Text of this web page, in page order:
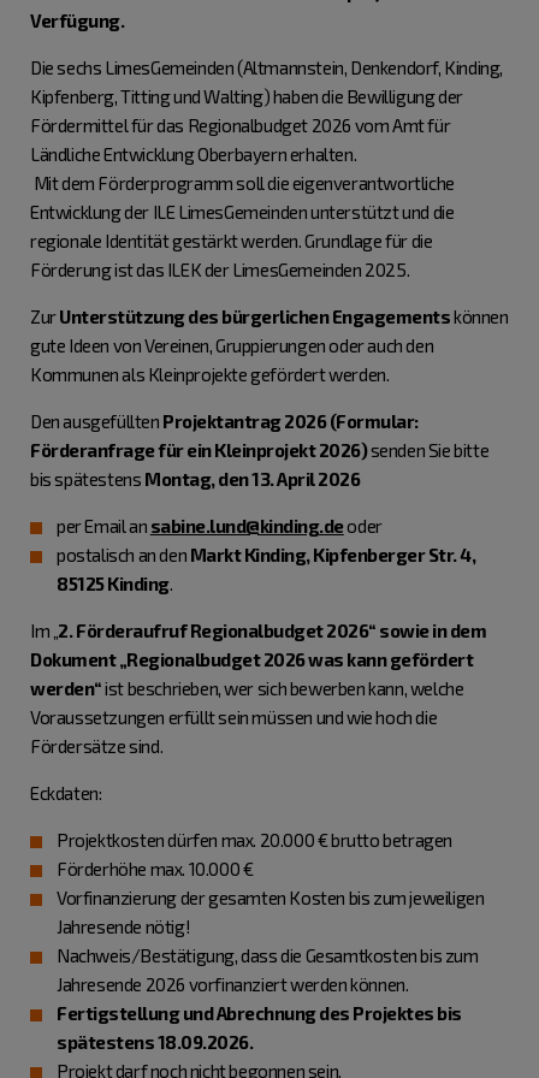
Verfügung.
Die sechs LimesGemeinden (Altmannstein, Denkendorf, Kinding,
Kipfenberg, Titting und Walting) haben die Bewilligung der
Fördermittel für das Regionalbudget 2026 vom Amt für
Ländliche Entwicklung Oberbayern erhalten.
Mit dem Förderprogramm soll die eigenverantwortliche
Entwicklung der ILE LimesGemeinden unterstützt und die
regionale Identität gestärkt werden. Grundlage für die
Förderung ist das ILEK der LimesGemeinden 2025.
ZurUnterstützung des bürgerlichen Engagementskönnen
gute Ideen von Vereinen, Gruppierungen oder auch den
Kommunen als Kleinprojekte gefördert werden.
Den ausgefüllten Projektantrag 2026 (Formular:
Förderanfrage für ein Kleinprojekt 2026)senden Sie bitte
bis spätestens Montag, den 13. April 2026
per Email an sabine.lund@kinding.deoder
postalisch an den Markt Kinding, Kipfenberger Str. 4,
85125 Kinding.
Im „ 2.Förderaufruf Regionalbudget 2026“ sowie in dem
Dokument „Regionalbudget 2026 was kann gefördert
werden“ist beschrieben, wer sich bewerben kann, welche
Voraussetzungen erfüllt sein müssen und wie hoch die
Fördersätze sind.
Eckdaten:
Projektkosten dürfen max. 20.000 € brutto betragen
Förderhöhe max. 10.000 €
Vorfinanzierung der gesamten Kosten bis zum jeweiligen
Jahresende nötig!
Nachweis/Bestätigung, dass die Gesamtkosten bis zum
Jahresende 2026 vorfinanziert werden können.
Fertigstellung und Abrechnung des Projektes bis
spätestens 18.09.2026.
Projekt darf noch nicht begonnen sein.